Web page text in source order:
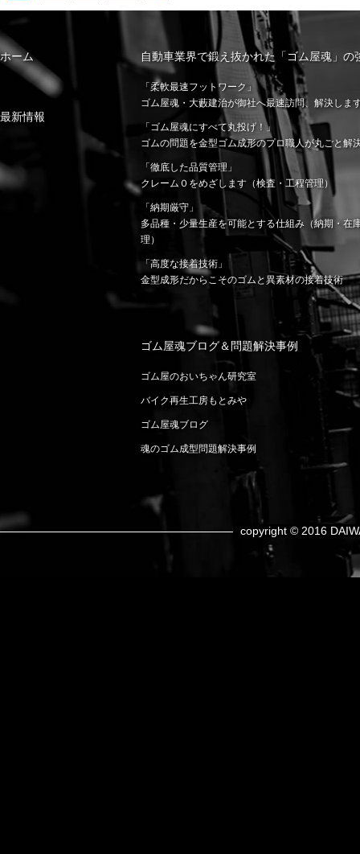
ホーム
最新情報
自動車業界で鍛え抜かれた「ゴム屋魂」の
「柔軟最速フットワーク」
ゴム屋魂・大藪建治が御社へ最速訪問、解決しま
「ゴム屋魂にすべて丸投げ！」
ゴムの問題を金型ゴム成形のプロ職人が丸ごと解
「徹底した品質管理」
クレーム０をめざします（検査・工程管理）
「納期厳守」
多品種・少量生産を可能とする仕組み（納期・在
理）
「高度な接着技術」
金型成形だからこそのゴムと異素材の接着技術
ゴム屋魂ブログ＆問題解決事例
ゴム屋のおいちゃん研究室
バイク再生工房もとみや
ゴム屋魂ブログ
魂のゴム成型問題解決事例
copyright © 2016